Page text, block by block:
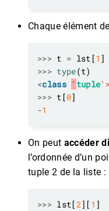
Chaque élément
>>> t = lst[1
>>> type
<class ' tuple
>>> t[0
-1
On peut accéder
l’ordonnée d’un
tuple 2 de la liste :
>>> lst[2][ 1